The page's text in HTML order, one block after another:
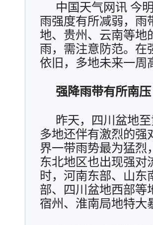
中国天气网讯 今
雨强度有所减弱，雨
地、贵州、云南等地
雨，需注意防范。在
依旧，多地未来一周
强降雨带有所南
昨天，四川盆地
多地还伴有激烈的强
界一带雨势最为猛烈
东北地区也出现强对
时，河南东部、山东
部、四川盆地西部等
宿州、淮南局地特大
大自然的顶级配色 当小鸟与荷花